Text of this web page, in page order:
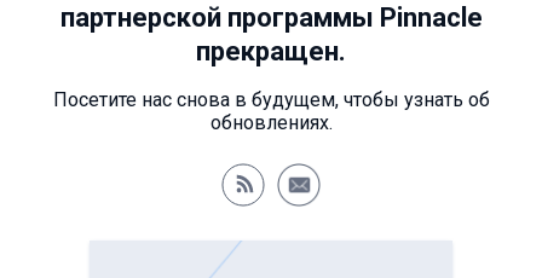
партнерской программы Pinnacle
прекращен.
Посетите нас снова в будущем, чтобы узнать об
обновлениях.